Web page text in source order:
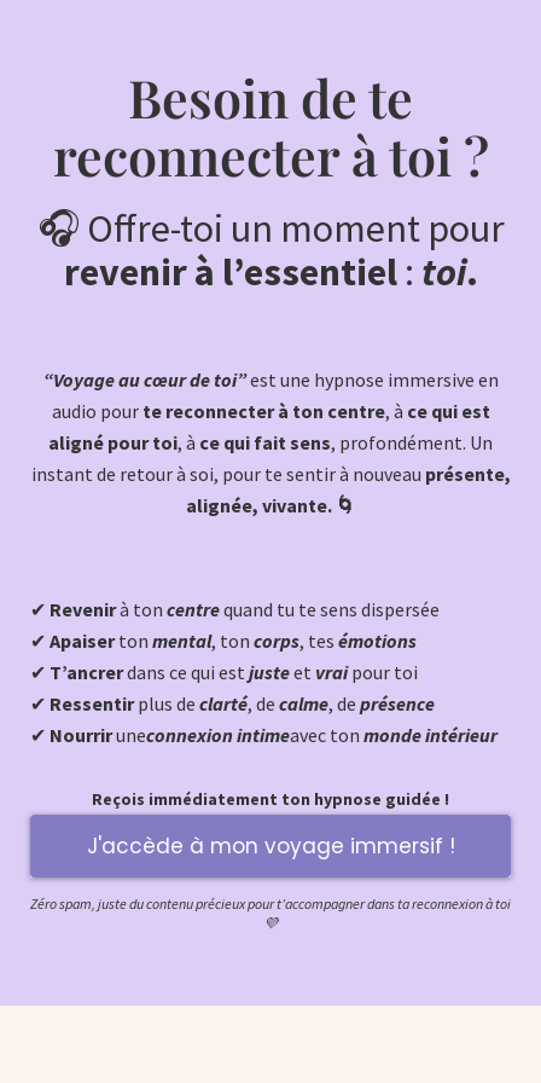
Besoin de te
reconnecter à toi ?
🎧 Offre-toi un moment pour
revenir à l’essentiel: toi.
“Voyage au cœur de toi”est une hypnose immersive en
audio pour te reconnecter à ton centre, à ce qui est
aligné pour toi, à ce qui fait sens, profondément. Un
instant de retour à soi, pour te sentir à nouveau présente,
alignée, vivante. 🌀
✔ Revenirà ton centrequand tu te sens dispersée
✔ Apaiserton mental, ton corps, tes émotions
✔ T’ancrerdans ce qui est justeet vraipour toi
✔ Ressentirplus de clarté, de calme, de présence
✔ Nourriruneconnexion intimeavec ton monde intérieur
Reçois immédiatement ton hypnose guidée !
J'accède à mon voyage immersif !
Zéro spam, juste du contenu précieux pour t’accompagner dans ta reconnexion à toi
💜